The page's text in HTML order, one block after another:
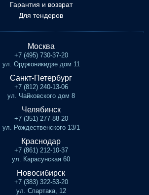
Гарантия и возврат
Для тендеров
Москва
+7 (495) 730-37-20
ул. Орджоникидзе дом 11
Санкт-Петербург
+7 (812) 240-13-06
ул. Чайковского дом 8
Челябинск
+7 (351) 277-88-20
ул. Рождественского 13/1
Краснодар
+7 (861) 212-10-37
ул. Карасунская 60
Новосибирск
+7 (383) 322-53-20
ул. Спартака, 12